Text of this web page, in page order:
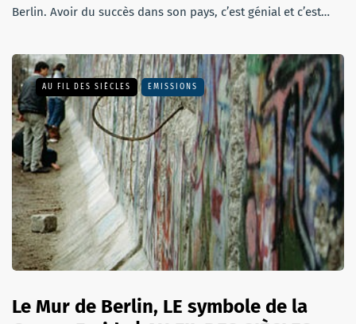
Berlin. Avoir du succès dans son pays, c’est génial et c’est…
AU FIL DES SIÈCLES EMISSIONS
Le Mur de Berlin, LE symbole de la